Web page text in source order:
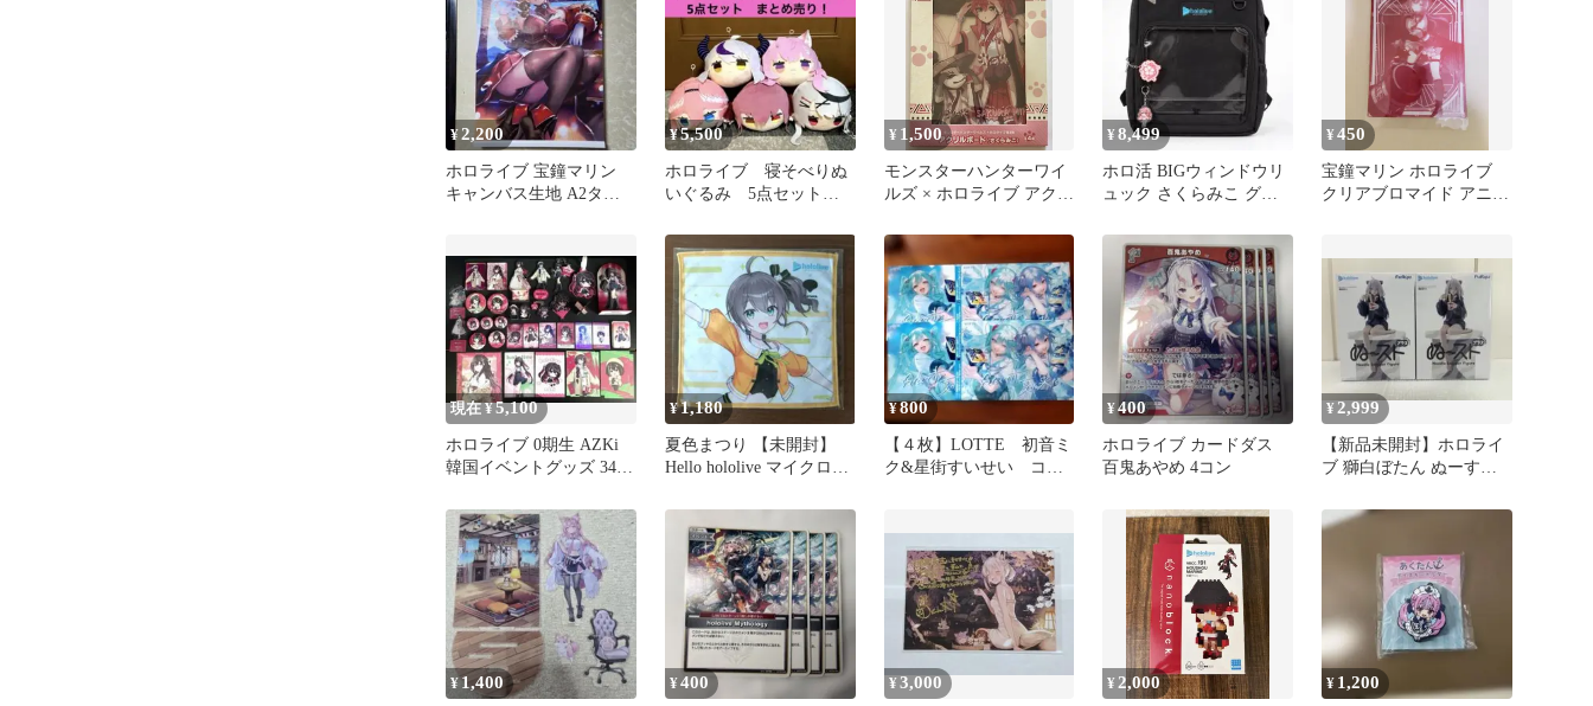
¥2,200
ホロライブ 宝鐘マリン
キャンバス生地 A2タペス
¥5,500
ホロライブ 寝そべりぬ
いぐるみ 5点セット
¥ 1,500
モンスターハンターワイ
ルズ × ホロライブ アクリ
未開封
¥8,499
ホロ活 BIGウィンドウリ
ュック さくらみこ グッ
¥450
宝鐘マリン ホロライブ
クリアブロマイド アニメ
現在 ¥5,100
ホロライブ 0期生 AZKi
韓国イベントグッズ 34点
¥1,180
夏色まつり 【未開封】
Hello hololive マイクロフ
¥800
【４枚】LOTTE 初音ミ
ク&星街すいせい コラ
¥400
ホロライブ カードダス
百鬼あやめ 4コン
¥2,999
【新品未開封】ホロライ
ブ 獅白ぼたん ぬーすと
¥1,400 ¥400 ¥3,000 ¥2,000 ¥ 1,200